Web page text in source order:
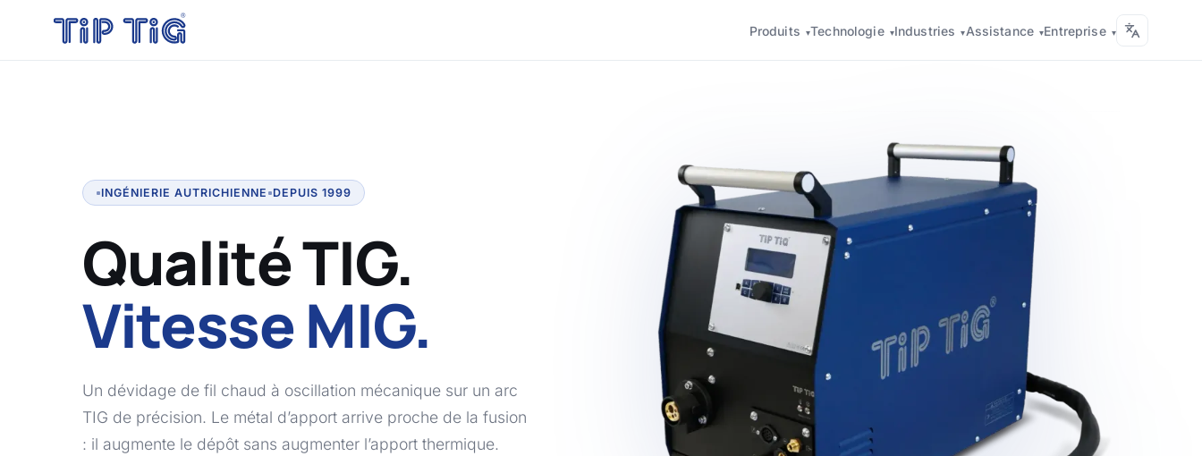
Produits ▾Technologie ▾Industries ▾Assistance ▾Entreprise ▾
INGÉNIERIE AUTRICHIENNE DEPUIS 1999
Qualité TIG.
Vitesse MIG.
Un dévidage de fil chaud à oscillation mécanique sur un arc
TIG de précision. Le métal d’apport arrive proche de la fusion
: il augmente le dépôt sans augmenter l’apport thermique.